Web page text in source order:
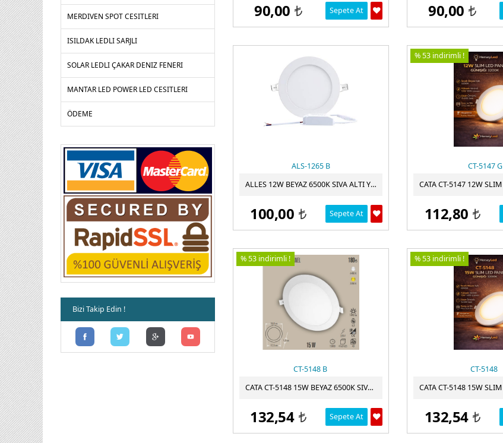
MERDIVEN SPOT CESITLERI
ISILDAK LEDLI SARJLI
SOLAR LEDLI ÇAKAR DENIZ FENERI
MANTAR LED POWER LED CESITLERI
ÖDEME
Bizi Takip Edin !
90,00 t Sepete At 90,00 t
ALS-1265 B
ALLES 12W BEYAZ 6500K SIVA ALTI YUVARLAK LED PANEL
100,00 t Sepete At
% 53 indirimli !
CT-5147 G
112,80 t
% 53 indirimli !
CT-5148 B
CATA CT-5148 15W BEYAZ 6500K SIVA ALTI YUVALAK LED PANEL
132,54 t Sepete At
% 53 indirimli !
CT-5148
132,54 t